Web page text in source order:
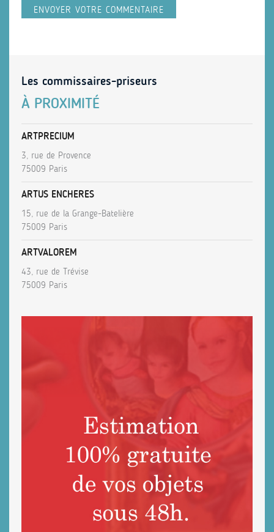
Les commissaires-priseurs
À PROXIMITÉ
ARTPRECIUM
3, rue de Provence
75009 Paris
ARTUS ENCHERES
15, rue de la Grange-Batelière
75009 Paris
ARTVALOREM
43, rue de Trévise
75009 Paris